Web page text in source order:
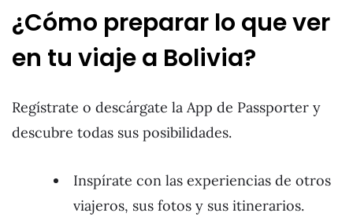
¿Cómo preparar lo que ver
en tu viaje a Bolivia?
Regístrate o descárgate la App de Passporter y
descubre todas sus posibilidades.
Inspírate con las experiencias de otros
viajeros, sus fotos y sus itinerarios.